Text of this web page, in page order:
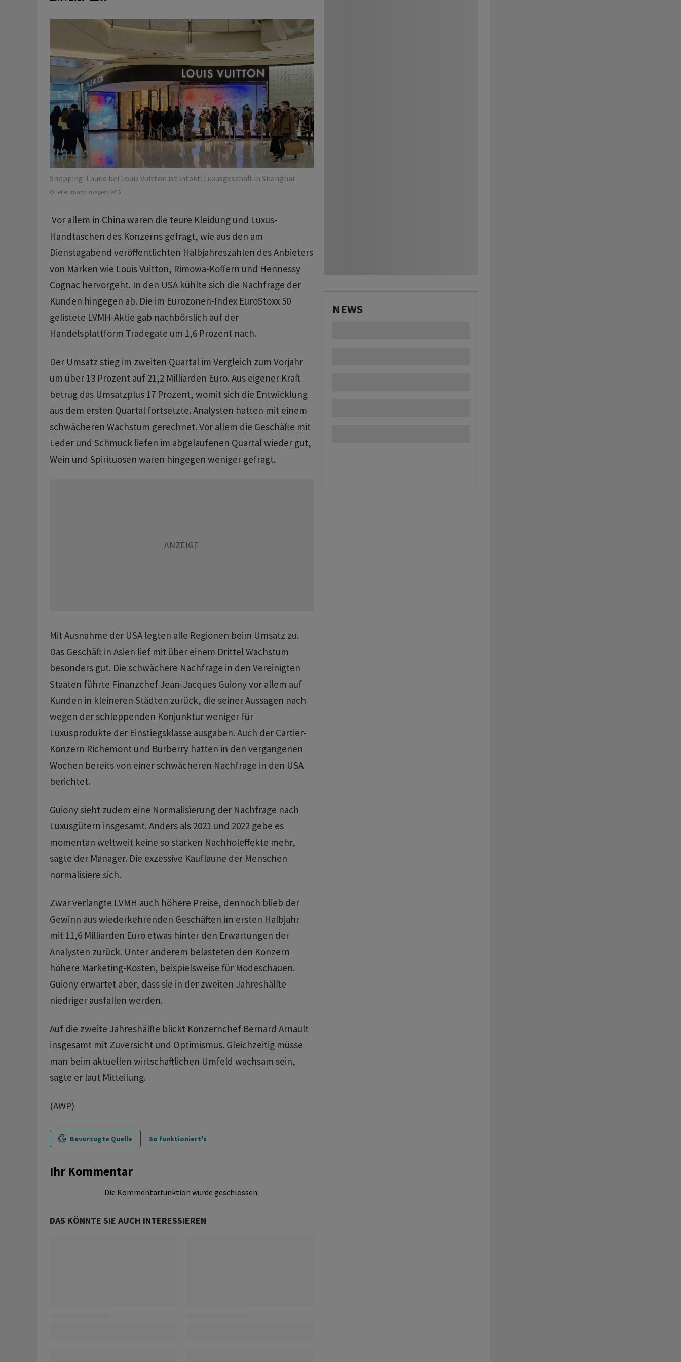
Shopping-Laune bei Louis Vuitton ist intakt: Luxusgeschäft in Shanghai.
Quelle: imago images / VCG
Vor allem in China waren die teure Kleidung und Luxus-
Handtaschen des Konzerns gefragt, wie aus den am
Dienstagabend veröffentlichten Halbjahreszahlen des Anbieters
von Marken wie Louis Vuitton, Rimowa-Koffern und Hennessy
Cognac hervorgeht. In den USA kühlte sich die Nachfrage der
Kunden hingegen ab. Die im Eurozonen-Index EuroStoxx 50
gelistete LVMH-Aktie gab nachbörslich auf der
Handelsplattform Tradegate um 1,6 Prozent nach.
Der Umsatz stieg im zweiten Quartal im Vergleich zum Vorjahr
um über 13 Prozent auf 21,2 Milliarden Euro. Aus eigener Kraft
betrug das Umsatzplus 17 Prozent, womit sich die Entwicklung
aus dem ersten Quartal fortsetzte. Analysten hatten mit einem
schwächeren Wachstum gerechnet. Vor allem die Geschäfte mit
Leder und Schmuck liefen im abgelaufenen Quartal wieder gut,
Wein und Spirituosen waren hingegen weniger gefragt.
Mit Ausnahme der USA legten alle Regionen beim Umsatz zu.
Das Geschäft in Asien lief mit über einem Drittel Wachstum
besonders gut. Die schwächere Nachfrage in den Vereinigten
Staaten führte Finanzchef Jean-Jacques Guiony vor allem auf
Kunden in kleineren Städten zurück, die seiner Aussagen nach
wegen der schleppenden Konjunktur weniger für
Luxusprodukte der Einstiegsklasse ausgaben. Auch der Cartier-
Konzern Richemont und Burberry hatten in den vergangenen
Wochen bereits von einer schwächeren Nachfrage in den USA
berichtet.
Guiony sieht zudem eine Normalisierung der Nachfrage nach
Luxusgütern insgesamt. Anders als 2021 und 2022 gebe es
momentan weltweit keine so starken Nachholeffekte mehr,
sagte der Manager. Die exzessive Kauflaune der Menschen
normalisiere sich.
Zwar verlangte LVMH auch höhere Preise, dennoch blieb der
Gewinn aus wiederkehrenden Geschäften im ersten Halbjahr
mit 11,6 Milliarden Euro etwas hinter den Erwartungen der
Analysten zurück. Unter anderem belasteten den Konzern
höhere Marketing-Kosten, beispielsweise für Modeschauen.
Guiony erwartet aber, dass sie in der zweiten Jahreshälfte
niedriger ausfallen werden.
Auf die zweite Jahreshälfte blickt Konzernchef Bernard Arnault
insgesamt mit Zuversicht und Optimismus. Gleichzeitig müsse
man beim aktuellen wirtschaftlichen Umfeld wachsam sein,
sagte er laut Mitteilung.
(AWP)
Bevorzugte Quelle So funktioniert's
Ihr Kommentar
Die Kommentarfunktion wurde geschlossen.
DAS KÖNNTE SIE AUCH INTERESSIEREN
NEWS